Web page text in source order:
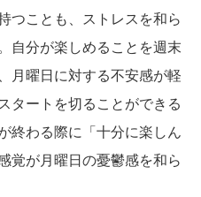
つことも、ストレスを和ら
自分が楽しめることを週末
月曜日に対する不安感が軽
タートを切ることができる
終わる際に「十分に楽しん
覚が月曜日の憂鬱感を和ら